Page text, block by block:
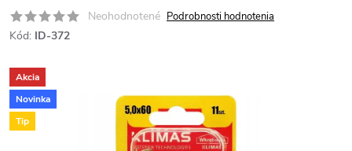
Neohodnotené Podrobnosti hodnotenia
Kód: ID-372
Akcia
Novinka
Tip